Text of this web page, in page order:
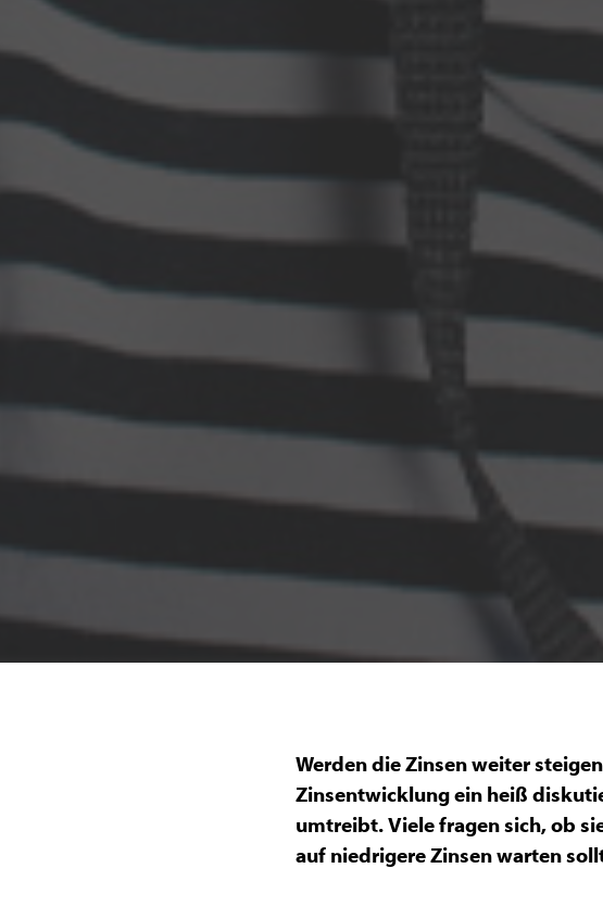
Werden die Zinsen weiter
Zinsentwicklung ein heiß
umtreibt. Viele fragen sich, ob
auf niedrigere Zinsen warten